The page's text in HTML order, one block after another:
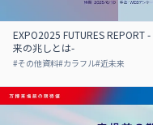
EXPO2025 FUTURES
来の兆しとは-
#その他資料#カラフル#近未来